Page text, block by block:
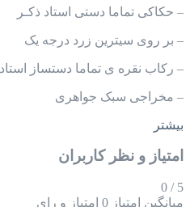
– حکاکی تماما دستی استاد ذکـر
– بر روی سیترین زرد درجه یک
– رکاب نقره ی تماما دستساز استاد
– مخراجی سبک جواهری
بیشتر
امتیاز و نظر کاربران
5
/
0
میانگین امتیاز 0 امتیاز و رای